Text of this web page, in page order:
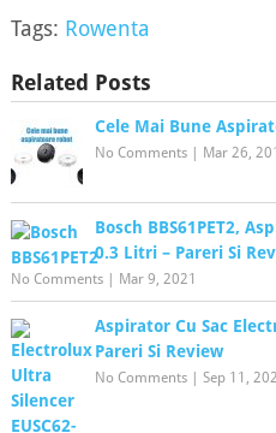
Tags: Rowenta
Related Posts
Cele Mai Bune
No Comments| Mar 26,
Bosch BBS61PET2,
0.3 Litri – Pareri Si
No Comments| Mar 9, 2021
Aspirator Cu Sac
Pareri Si Review
No Comments| Sep 11,